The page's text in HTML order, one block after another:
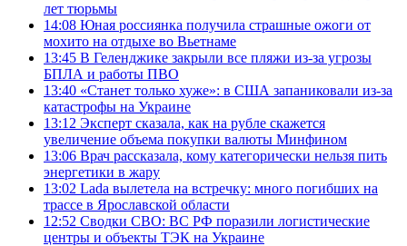
лет тюрьмы
14:08 Юная россиянка получила страшные ожоги от
мохито на отдыхе во Вьетнаме
13:45 В Геленджике закрыли все пляжи из-за угрозы
БПЛА и работы ПВО
13:40 «Станет только хуже»: в США запаниковали из-за
катастрофы на Украине
13:12 Эксперт сказала, как на рубле скажется
увеличение объема покупки валюты Минфином
13:06 Врач рассказала, кому категорически нельзя пить
энергетики в жару
13:02 Lada вылетела на встречку: много погибших на
трассе в Ярославской области
12:52 Сводки СВО: ВС РФ поразили логистические
центры и объекты ТЭК на Украине